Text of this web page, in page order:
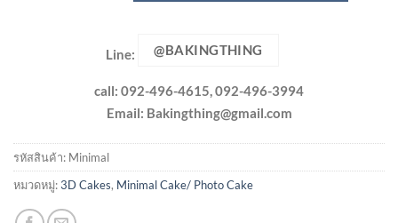
Line: @BAKINGTHING
call: 092-496-4615, 092-496-3994
Email: Bakingthing@gmail.com
รหัสสินค้า: Minimal
หมวดหมู่:3D Cakes, Minimal Cake/ Photo Cake